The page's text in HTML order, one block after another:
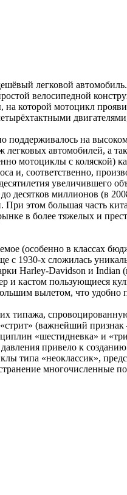
легковой
велосипедной
которой мотоцикл проявил
поддерживалось на
легковых автомобилей, а
мотоциклы с коляской)
и, соответственно,
увеличившего
десятков миллионов (в
этом большая часть
в более тяжелых и
(особенно в классах
1930-х сложилась
Harley-Davidson и Indian
кастом пользующиеся
вылетом, что удобно
типажа,
(важнейший
«шестидневка» и
привело к созданию
типа «неоклассик»,
многочисленные